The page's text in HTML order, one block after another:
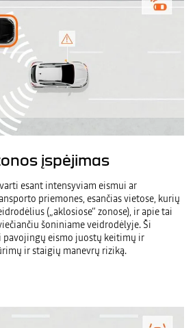
įspėjimas
esant intensyviam eismui ar
priemones, esančias vietose, kurių
(„aklosiose“ zonose), ir apie tai
šoniniame veidrodėlyje. Ši
pavojingų eismo juostų keitimų ir
ir staigių manevrų riziką.